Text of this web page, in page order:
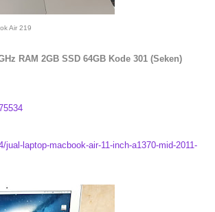
Air 219
RAM 2GB SSD 64GB Kode 301 (Seken)
laptop-macbook-air-11-inch-a1370-mid-2011-